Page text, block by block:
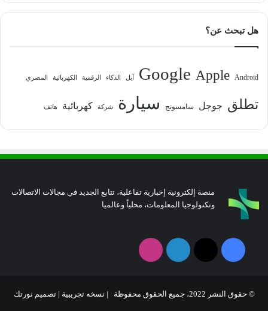
هل تبحث عن؟
Android
Apple
Google آبل الذكاء الرقمية الكهربائية المصري
تطلق جوجل سامسونج سيارة شركة كهربائية هاتف
منصة إلكترونية إخبارية تفاعلية، تتابع الجديد في مجالات الاتصالات
وتكنولوجيا المعلومات، محلياً وعالميا
فيسبوك
‫X لينكدإن انستقرام
© حقوق النشر 2022، جميع الحقوق محفوظة | نسخه تجريبية | تصميم نورتك